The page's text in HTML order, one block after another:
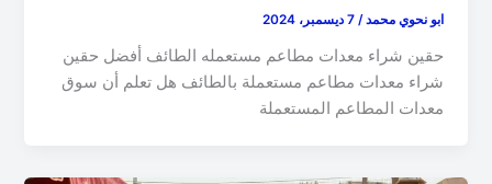
ابو نحوي محمد/7 ديسمبر، 2024
حقين شراء معدات مطاعم مستعمله الطائف أفضل حقين
شراء معدات مطاعم مستعملة بالطائف هل تعلم أن سوق
معدات المطاعم المستعملة